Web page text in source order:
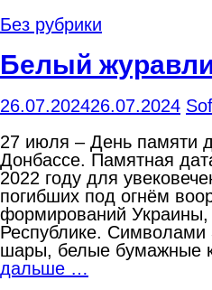
Без рубрики
Белый
26.07.202426.07.2024
27 июля – День памяти
Донбассе. Памятная
2022 году для
погибших под огнём
формирований
Республике. Символами
шары, белые бумажные
дальше …